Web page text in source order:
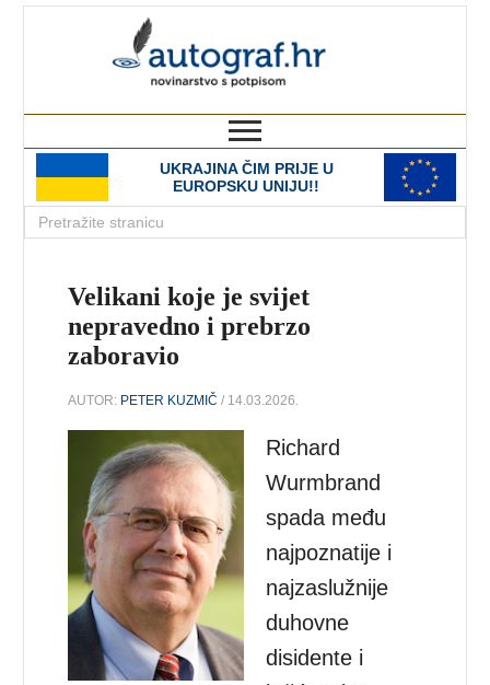
UKRAJINA ČIM PRIJE U
EUROPSKU UNIJU!!
Velikani koje je svijet
nepravedno i prebrzo
zaboravio
AUTOR: PETER KUZMIČ / 14.03.2026.
Richard
Wurmbrand
spada među
najpoznatije i
najzaslužnije
duhovne
disidente i